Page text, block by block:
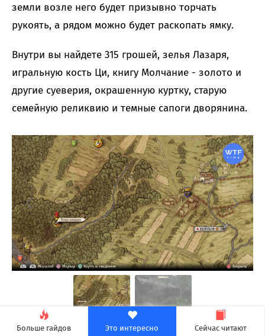
Больше гайдов Это интересно Сейчас читают
земли возле него будет призывно торчать
рукоять, а рядом можно будет раскопать ямку.
Внутри вы найдете 315 грошей, зелья Лазаря,
игральную кость Ци, книгу Молчание - золото и
другие суеверия, окрашенную куртку, старую
семейную реликвию и темные сапоги дворянина.